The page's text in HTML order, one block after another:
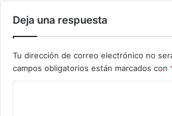
Deja una respuesta
Tu dirección de correo electrónico no
campos obligatorios están marcados con